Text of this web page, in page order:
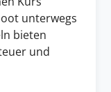
unterwegs
bieten
und